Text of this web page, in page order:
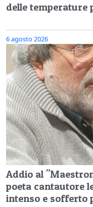
delle temperature
6 agosto 2026
Addio al
poeta cantautore
intenso e sofferto